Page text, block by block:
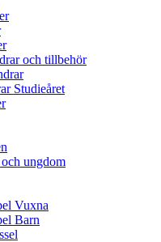
och tillbehör
Studieåret
ungdom
Vuxna
Barn